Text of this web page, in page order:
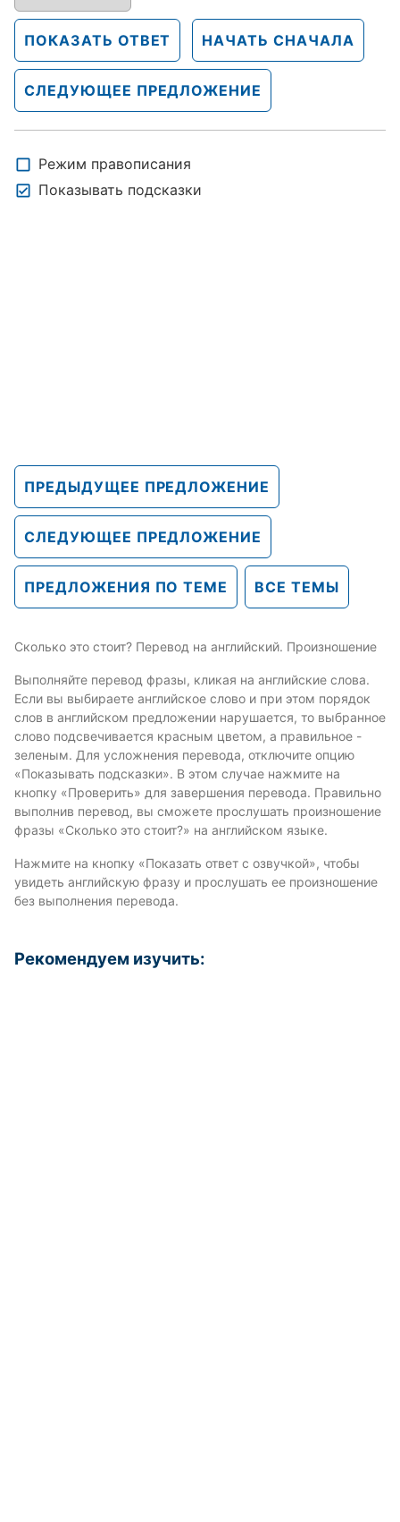
ПОКАЗАТЬ ОТВЕТ НАЧАТЬ СНАЧАЛА
СЛЕДУЮЩЕЕ ПРЕДЛОЖЕНИЕ
Режим правописания
Показывать подсказки
ПРЕДЫДУЩЕЕ ПРЕДЛОЖЕНИЕ
СЛЕДУЮЩЕЕ ПРЕДЛОЖЕНИЕ
ПРЕДЛОЖЕНИЯ ПО ТЕМЕ ВСЕ ТЕМЫ
Сколько это стоит? Перевод на английский. Произношение
Выполняйте перевод фразы, кликая на английские слова.
Если вы выбираете английское слово и при этом порядок
слов в английском предложении нарушается, то выбранное
слово подсвечивается красным цветом, а правильное -
зеленым. Для усложнения перевода, отключите опцию
«Показывать подсказки». В этом случае нажмите на
кнопку «Проверить» для завершения перевода. Правильно
выполнив перевод, вы сможете прослушать произношение
фразы «Сколько это стоит?» на английском языке.
Нажмите на кнопку «Показать ответ с озвучкой», чтобы
увидеть английскую фразу и прослушать ее произношение
без выполнения перевода.
Рекомендуем изучить: